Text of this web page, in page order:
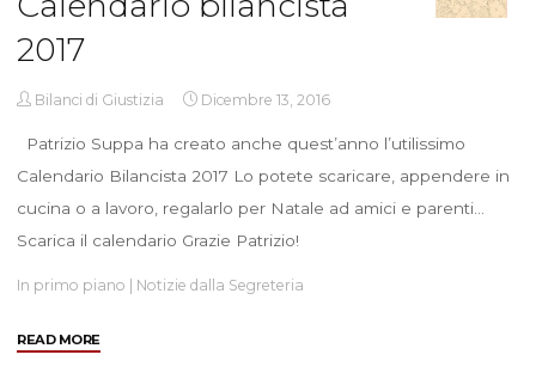
2017
Bilanci di Giustizia Dicembre 13, 2016
Patrizio Suppa ha creato anche quest’anno l’utilissimo
Calendario Bilancista 2017 Lo potete scaricare, appendere in
cucina o a lavoro, regalarlo per Natale ad amici e parenti…
Scarica il calendario Grazie Patrizio!
In primo piano Notizie dalla Segreteria
READ MORE"Calendario